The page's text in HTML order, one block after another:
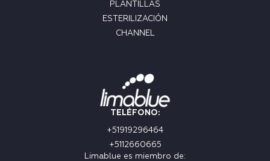
PLANTILLAS
ESTERILIZACIÓN
CHANNEL
TELÉFONO:
+51919296464
+5112660665
Limablue es miembro de: